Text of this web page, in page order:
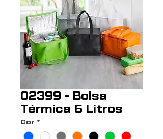
02399 - Bolsa
Térmica 6 Litros
Cor *